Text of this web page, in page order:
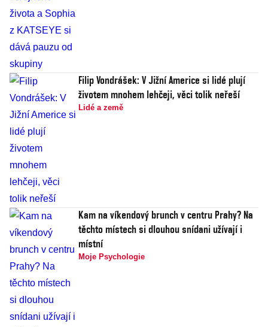
Filip Vondrášek: V Jižní Americe si lidé plují
životem mnohem lehčeji, věci tolik neřeší
Lidé a země
Kam na víkendový brunch v centru Prahy? Na
těchto místech si dlouhou snídani užívají i
místní
Moje Psychologie